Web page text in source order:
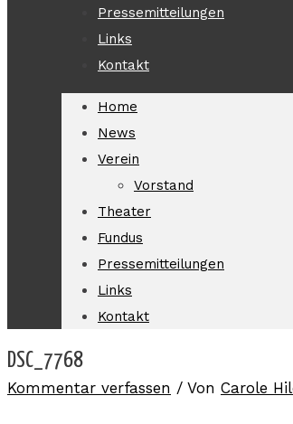
Pressemitteilungen
Links
Kontakt
Home
News
Verein
Vorstand
Theater
Fundus
Pressemitteilungen
Links
Kontakt
DSC_7768
Kommentar verfassen / Von Carole